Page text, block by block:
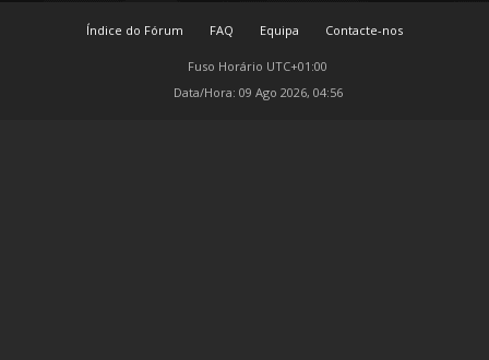
Índice do Fórum FAQ Equipa Contacte-nos
Fuso Horário UTC+01:00
Data/Hora: 09 Ago 2026, 04:56